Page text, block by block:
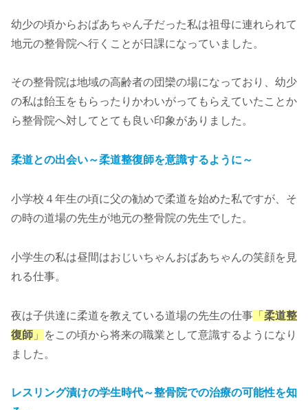
幼少の頃からおばあちゃん子だった私は祖母に連れられて
地元の整骨院へ行くことが日課になっていました。
その整骨院は地域の高齢者の団欒の場になっており、幼少
の私は飴玉をもらったりかわいがってもらえていたことか
ら整骨院へ対してとても良い印象がありました。
柔道との出会い～柔道整復師を意識するように～
小学校４年生の頃に父の勧めで柔道を始めた私ですが、そ
の時の道場の先生が地元の整骨院の先生でした。
小学生の私は昼間はおじいちゃんおばあちゃんの笑顔を見
れる仕事。
夜は子供達に柔道を教えている道場の先生の仕事 「 柔道整
復師 」
をこの頃から将来の職業として意識するようになり
ました。
レスリング漬けの学生時代～整骨院での治療の可能性を知